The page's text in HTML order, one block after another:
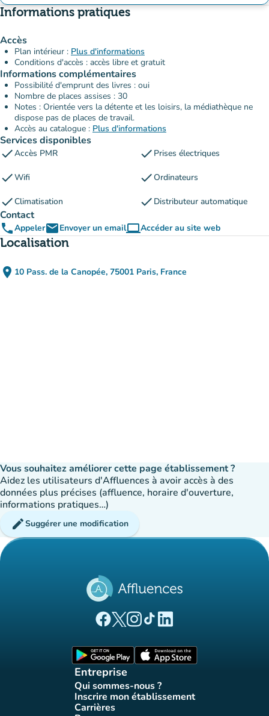
Informations pratiques
Accès
Plan intérieur : Plus d'informations
Conditions d'accès : accès libre et gratuit
Informations complémentaires
Possibilité d'emprunt des livres : oui
Nombre de places assises : 30
Notes : Orientée vers la détente et les loisirs, la médiathèque ne
dispose pas de places de travail.
Accès au catalogue : Plus d'informations
Services disponibles
checkAccès PMR check Prises électriques
checkWifi checkOrdinateurs
checkClimatisation check Distributeur automatique
Contact
phoneAppeleremailEnvoyer un emailcomputerAccéder au site web
(nouvel onglet)
Localisation
place 10 Pass. de la Canopée, 75001 Paris, France
(ouvrir dans Google Maps)
(nouvel onglet)
Vous souhaitez améliorer cette page établissement ?
Aidez les utilisateurs d'Affluences à avoir accès à des
données plus précises (affluence, horaire d'ouverture,
informations pratiques…)
editSuggérer une modification
(nouvel onglet)
(nouvel onglet)
(nouvel onglet)
(nouvel onglet)
(nouvel onglet)
Entreprise
Qui sommes-nous ?
(nouvel onglet)
Inscrire mon établissement
(nouvel onglet)
Carrières(nouvel onglet)